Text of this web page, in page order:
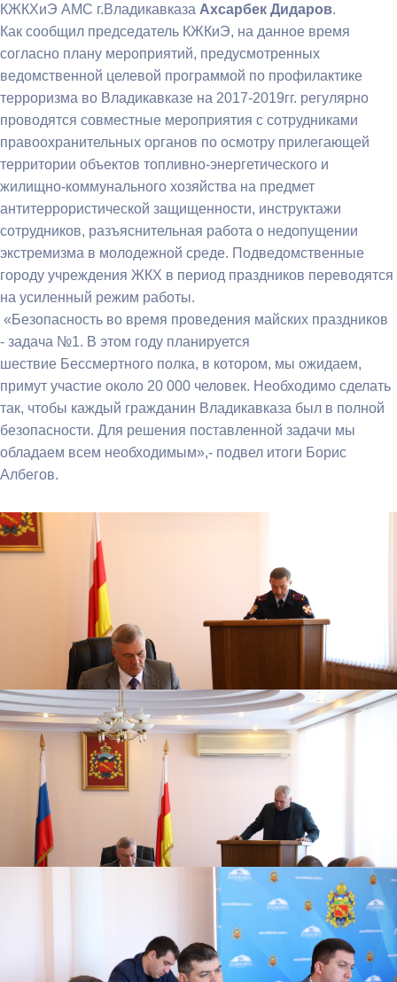
КЖКХиЭ АМС г.Владикавказа Ахсарбек Дидаров.
Как сообщил председатель КЖКиЭ, на данное время
согласно плану мероприятий, предусмотренных
ведомственной целевой программой по профилактике
терроризма во Владикавказе на 2017-2019гг. регулярно
проводятся совместные мероприятия с сотрудниками
правоохранительных органов по осмотру прилегающей
территории объектов топливно-энергетического и
жилищно-коммунального хозяйства на предмет
антитеррористической защищенности, инструктажи
сотрудников, разъяснительная работа о недопущении
экстремизма в молодежной среде. Подведомственные
городу учреждения ЖКХ в период праздников переводятся
на усиленный режим работы.
«Безопасность во время проведения майских праздников
- задача №1. В этом году планируется
шествие Бессмертного полка, в котором, мы ожидаем,
примут участие около 20 000 человек. Необходимо сделать
так, чтобы каждый гражданин Владикавказа был в полной
безопасности. Для решения поставленной задачи мы
обладаем всем необходимым»,- подвел итоги Борис
Албегов.